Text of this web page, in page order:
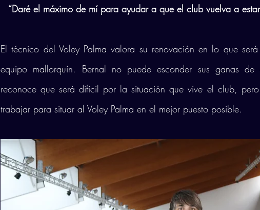
“Daré el máximo de mí para ayudar a que el club vuelva a
El técnico del Voley Palma valora su renovación en lo que
equipo mallorquín. Bernal no puede esconder sus ganas
reconoce que será difícil por la situación que vive el club,
trabajar para situar al Voley Palma en el mejor puesto posible.